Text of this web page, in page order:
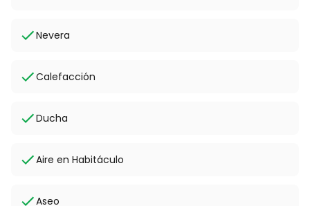
Nevera
Calefacción
Ducha
Aire en Habitáculo
Aseo